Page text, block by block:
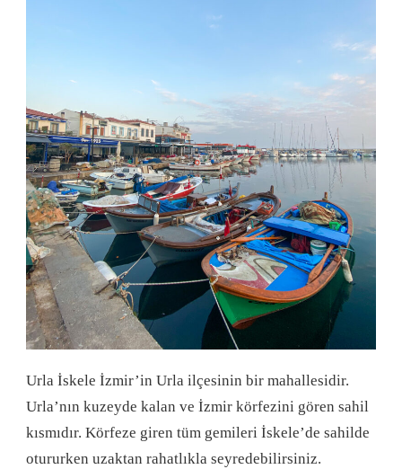
Urla İskele İzmir’in Urla ilçesinin bir mahallesidir.
Urla’nın kuzeyde kalan ve İzmir körfezini gören sahil
kısmıdır. Körfeze giren tüm gemileri İskele’de sahilde
otururken uzaktan rahatlıkla seyredebilirsiniz.